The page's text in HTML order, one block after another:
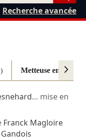
Recherche avancée
Metteuse en scène
… mise en
Franck Magloire